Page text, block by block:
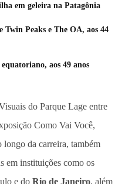
em geleira na Patagônia
Peaks e The OA, aos 44
aos 49 anos
do Parque Lage entre
Como Vai Você,
longo da carreira, também
em instituições como os
e do Rio de Janeiro, além